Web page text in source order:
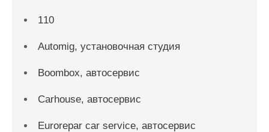
110
Automig, установочная студия
Boombox, автосервис
Carhouse, автосервис
Eurorepar car service, автосервис